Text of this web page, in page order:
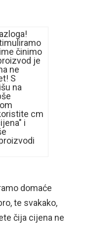
domaće
te svakako,
čija cijena ne